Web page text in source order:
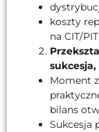
koszty
na CIT/
Moment
bilans
Sukcesja